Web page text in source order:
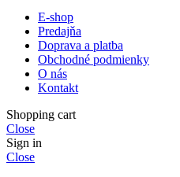
E-shop
Predajňa
Doprava a platba
Obchodné podmienky
O nás
Kontakt
Shopping cart
Close
Sign in
Close